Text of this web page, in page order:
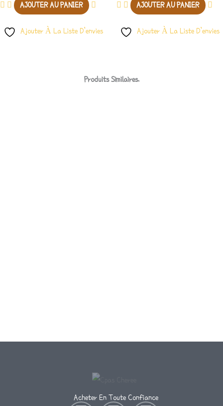
AJOUTER AU PANIER
Ajouter À La Liste D’envies
AJOUTER AU PANIER
Ajouter À La Liste D’envies
Produits Similaires.
Acheter En Toute Confiance